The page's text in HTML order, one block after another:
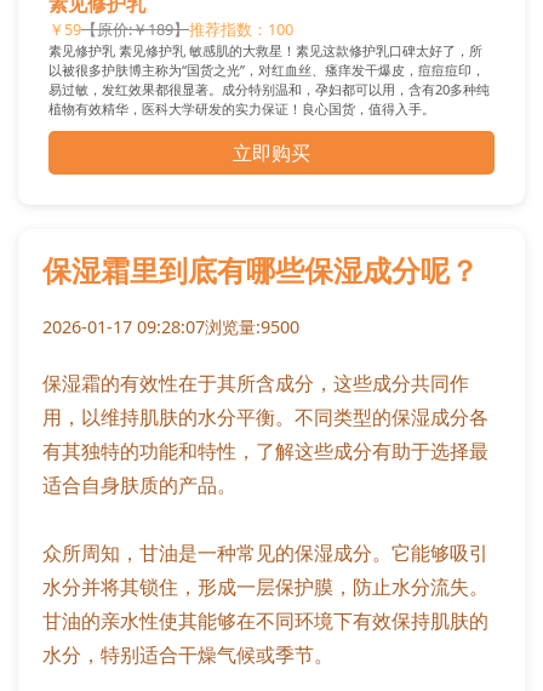
￥59【原价:￥189】推荐指数：100
素见修护乳 素见修护乳 敏感肌的大救星！素见这款修护乳口碑太好了，所
以被很多护肤博主称为“国货之光”，对红血丝、瘙痒发干爆皮，痘痘痘印，
易过敏，发红效果都很显著。成分特别温和，孕妇都可以用，含有20多种纯
植物有效精华，医科大学研发的实力保证！良心国货，值得入手。
立即购买
保湿霜里到底有哪些保湿成分呢？
2026-01-17 09:28:07浏览量:9500
保湿霜的有效性在于其所含成分，这些成分共同作
用，以维持肌肤的水分平衡。不同类型的保湿成分各
有其独特的功能和特性，了解这些成分有助于选择最
适合自身肤质的产品。
众所周知，甘油是一种常见的保湿成分。它能够吸引
水分并将其锁住，形成一层保护膜，防止水分流失。
甘油的亲水性使其能够在不同环境下有效保持肌肤的
水分，特别适合干燥气候或季节。